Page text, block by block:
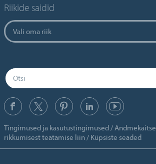
Riikide saidid
Vali oma riik
Tingimused ja kasutustingimused Andmekaitse
rikkumisest teatamise liin
Küpsiste seaded